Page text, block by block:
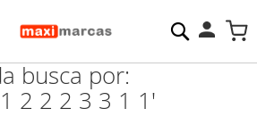
Pesquisa
busca por:
2 2 2 3 3 1 1'